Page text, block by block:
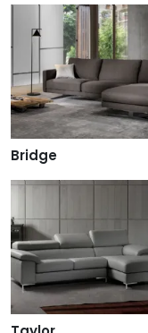
Bridge